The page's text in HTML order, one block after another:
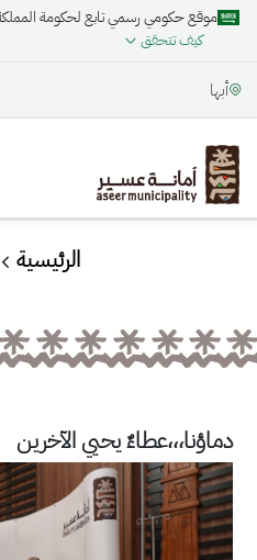
موقع حكومي رسمي تابع لحكومة
كيف تتحقق
أبها
الرئيسية
دماؤنا،،،عطاءٌ يحيي الآخرين